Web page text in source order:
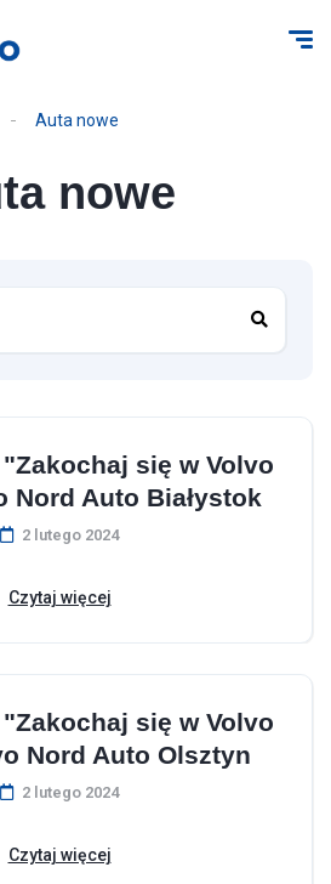
Auta nowe
nowe
się w Volvo
Nord Auto Białystok
2 lutego 2024
Czytaj więcej
się w Volvo
Nord Auto Olsztyn
2 lutego 2024
Czytaj więcej